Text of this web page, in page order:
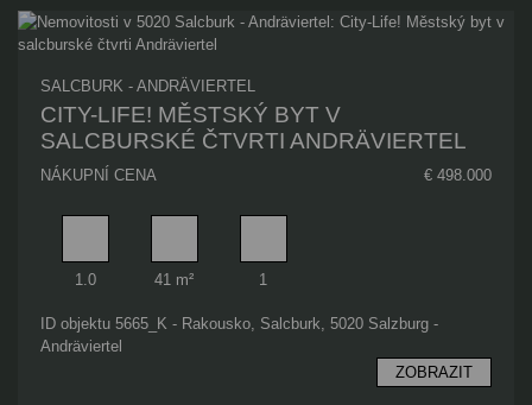
SALCBURK - ANDRÄVIERTEL
CITY-LIFE! MĚSTSKÝ BYT V
SALCBURSKÉ ČTVRTI ANDRÄVIERTEL
NÁKUPNÍ CENA € 498.000
Pokoj
1.0
Obytný prostor
41 m²
Koupelna
1
ID objektu 5665_K - Rakousko, Salcburk, 5020 Salzburg -
Andräviertel
ZOBRAZIT